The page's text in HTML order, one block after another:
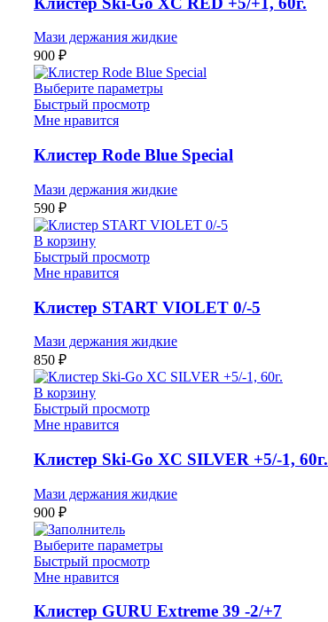
Мази держания жидкие
900 ₽
Выберите параметры
Быстрый просмотр
Мне нравится
Клистер Rode Blue Special
Мази держания жидкие
590 ₽
В корзину
Быстрый просмотр
Мне нравится
Клистер START VIOLET 0/-5
Мази держания жидкие
850 ₽
В корзину
Быстрый просмотр
Мне нравится
Клистер Ski-Go XC SILVER +5/-1, 60г.
Мази держания жидкие
900 ₽
Выберите параметры
Быстрый просмотр
Мне нравится
Клистер GURU Extreme 39 -2/+7